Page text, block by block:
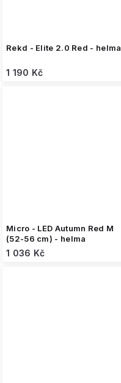
Rekd - Elite 2.0 Red - helma
1 190 Kč
Micro - LED Autumn Red M
(52-56 cm) - helma
1 036 Kč